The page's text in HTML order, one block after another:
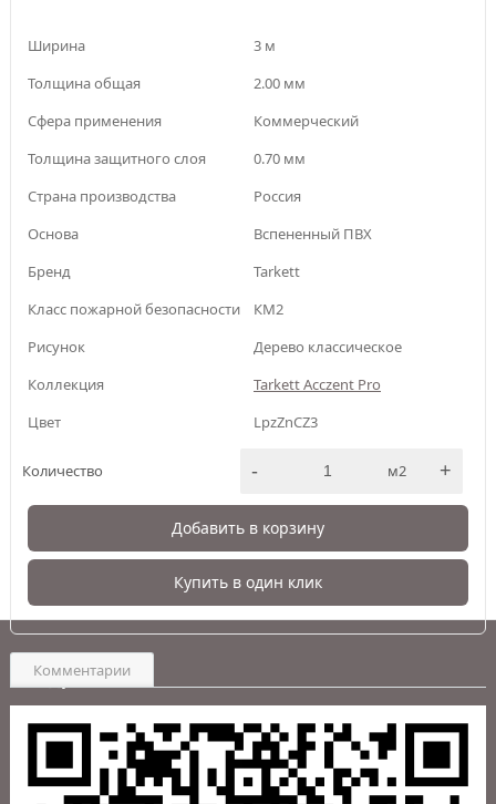
Ширина
3 м
Толщина общая
2.00 мм
Сфера применения
Коммерческий
Толщина защитного слоя
0.70 мм
Страна производства
Россия
Основа
Вспененный ПВХ
Бренд
Tarkett
Класс пожарной безопасности
КМ2
Рисунок
Дерево классическое
Коллекция
Tarkett Acczent Pro
Цвет
LpzZnCZ3
Количество - м2 +
Добавить в корзину
Купить в один клик
Комментарии
Адрес:
Пункт выдачи: г. Южно-Сахалинск,
Центр Напольных Покрытий ИнтерьерПол ул. Карпатская,
9а